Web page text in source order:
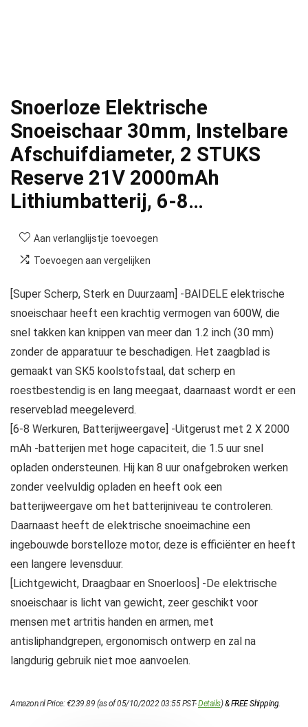
Snoerloze Elektrische
Snoeischaar 30mm, Instelbare
Afschuifdiameter, 2 STUKS
Reserve 21V 2000mAh
Lithiumbatterij, 6-8…
Aan verlanglijstje toevoegen
Toevoegen aan vergelijken
[Super Scherp, Sterk en Duurzaam] -BAIDELE elektrische
snoeischaar heeft een krachtig vermogen van 600W, die
snel takken kan knippen van meer dan 1.2 inch (30 mm)
zonder de apparatuur te beschadigen. Het zaagblad is
gemaakt van SK5 koolstofstaal, dat scherp en
roestbestendig is en lang meegaat, daarnaast wordt er een
reserveblad meegeleverd.
[6-8 Werkuren, Batterijweergave] -Uitgerust met 2 X 2000
mAh -batterijen met hoge capaciteit, die 1.5 uur snel
opladen ondersteunen. Hij kan 8 uur onafgebroken werken
zonder veelvuldig opladen en heeft ook een
batterijweergave om het batterijniveau te controleren.
Daarnaast heeft de elektrische snoeimachine een
ingebouwde borstelloze motor, deze is efficiënter en heeft
een langere levensduur.
[Lichtgewicht, Draagbaar en Snoerloos] -De elektrische
snoeischaar is licht van gewicht, zeer geschikt voor
mensen met artritis handen en armen, met
antisliphandgrepen, ergonomisch ontwerp en zal na
langdurig gebruik niet moe aanvoelen.
Amazon.nl Price:€239.89 (as of 05/10/2022 03:55 PST-Details)&FREE Shipping.